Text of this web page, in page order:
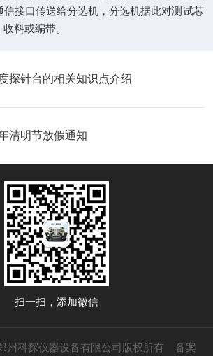
信接口传送给分选机，分选机据此对测试芯
料或编带。
探针台的相关知识点介绍
清明节放假通知
扫一扫，添加微信
州科探仪器设备有限公司版权所有 备案